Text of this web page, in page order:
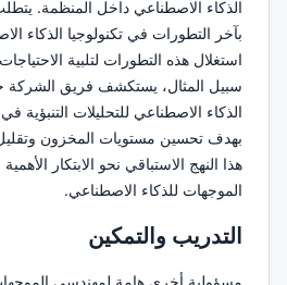
الذكاء الاصطناعي داخل المنظمة.
بآخر التطورات في تكنولوجيا الذكاء
استغلال هذه التطورات لتلبية
سبيل المثال، يستكشف فريق الشركة
الذكاء الاصطناعي للتحليلات التنبؤية
بهدف تحسين مستويات المخزون وتقليل
هذا النهج الاستباقي نحو الابتكار
الموجهات للذكاء الاصطناعي.
التدريب والتمكين
مسؤولية أخرى هامة لمهندسي